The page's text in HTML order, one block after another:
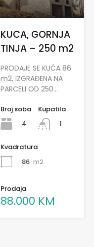
KUCA, GORNJA
TINJA – 250 m2
PRODAJE SE KUĆA 86
m2, IZGRAĐENA NA
PARCELI OD 250…
Broj soba
4
Kupatila
1
Kvadratura
86 m2
Prodaja
88.000 KM